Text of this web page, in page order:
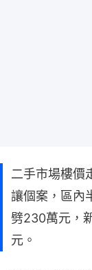
二手市場樓價
讓個案，區內
劈230萬元，
元。